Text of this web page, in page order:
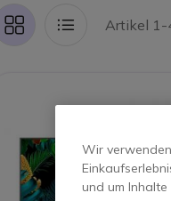
Liste Liste Artikel 1-
Wir
und um